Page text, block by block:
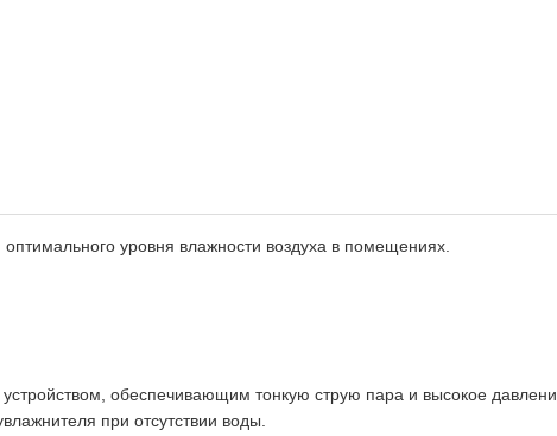
уровня влажности воздуха в помещениях.
обеспечивающим тонкую струю пара и высокое
при отсутствии воды.